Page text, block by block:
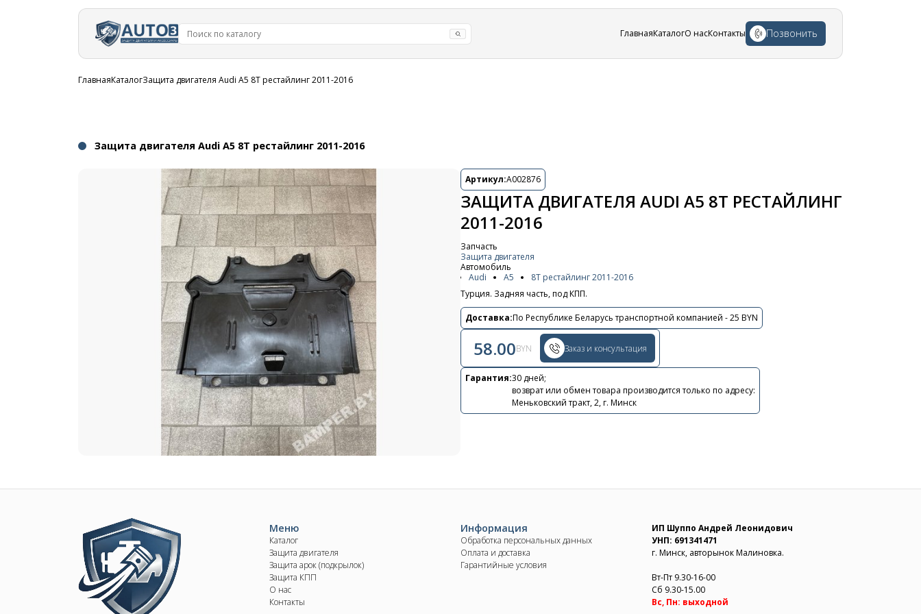
ГлавнаяКаталогО насКонтакты Позвонить
Строка
ГлавнаяКаталогЗащита двигателя Audi A5 8T рестайлинг 2011-2016
Защита двигателя Audi A5 8T рестайлинг 2011-2016
Артикул:A002876
ЗАЩИТА ДВИГАТЕЛЯ AUDI A5 8T РЕСТАЙЛИНГ
2011-2016
Запчасть
Защита двигателя
Автомобиль
Audi
A5
8T рестайлинг 2011-2016
Турция. Задняя часть, под КПП.
Доставка:По Республике Беларусь транспортной компанией - 25 BYN
58.00BYN Заказ и консультация
Гарантия:30 дней;
возврат или обмен товара производится только по адресу:
Меньковский тракт, 2, г. Минск
Контакты
+375 29 870 15 80
Viber
shupik21@bk.ru
Image Меню
Каталог
Защита двигателя
Защита арок (подкрылок)
Защита КПП
О нас
Контакты
Информация
Обработка персональных данных
Оплата и доставка
Гарантийные условия
ИП Шуппо Андрей Леонидович
УНП: 691341471
г. Минск, авторынок Малиновка.
Вт-Пт 9.30-16-00
Сб 9.30-15.00
Вс, Пн: выходной